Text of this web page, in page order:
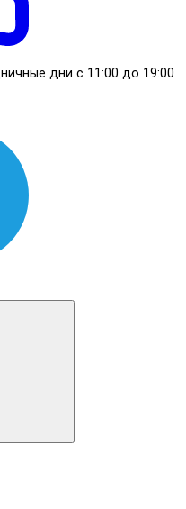
дни с 11:00 до 19:00